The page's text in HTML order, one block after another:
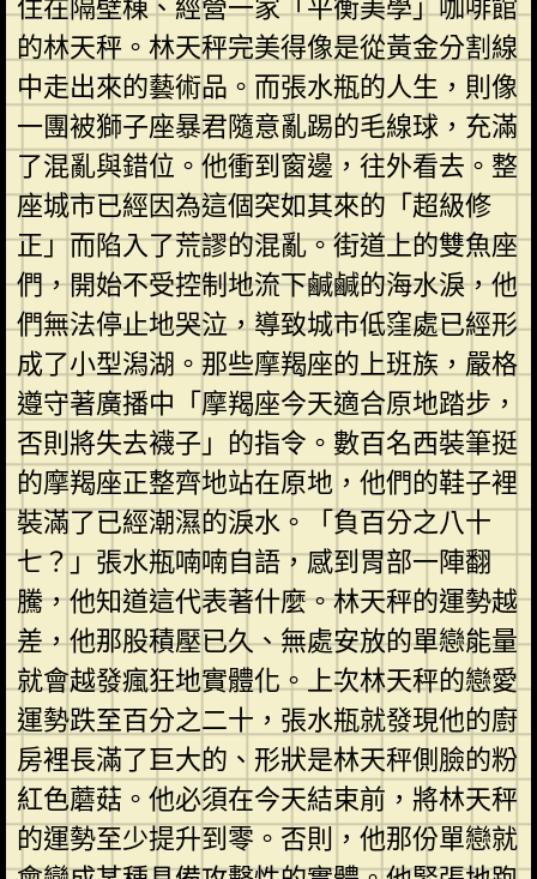
住在隔壁棟、經營一家「平衡美學」咖啡館
的林天秤。林天秤完美得像是從黃金分割線
中走出來的藝術品。而張水瓶的人生，則像
一團被獅子座暴君隨意亂踢的毛線球，充滿
了混亂與錯位。他衝到窗邊，往外看去。整
座城市已經因為這個突如其來的「超級修
正」而陷入了荒謬的混亂。街道上的雙魚座
們，開始不受控制地流下鹹鹹的海水淚，他
們無法停止地哭泣，導致城市低窪處已經形
成了小型潟湖。那些摩羯座的上班族，嚴格
遵守著廣播中「摩羯座今天適合原地踏步，
否則將失去襪子」的指令。數百名西裝筆挺
的摩羯座正整齊地站在原地，他們的鞋子裡
裝滿了已經潮濕的淚水。「負百分之八十
七？」張水瓶喃喃自語，感到胃部一陣翻
騰，他知道這代表著什麼。林天秤的運勢越
差，他那股積壓已久、無處安放的單戀能量
就會越發瘋狂地實體化。上次林天秤的戀愛
運勢跌至百分之二十，張水瓶就發現他的廚
房裡長滿了巨大的、形狀是林天秤側臉的粉
紅色蘑菇。他必須在今天結束前，將林天秤
的運勢至少提升到零。否則，他那份單戀就